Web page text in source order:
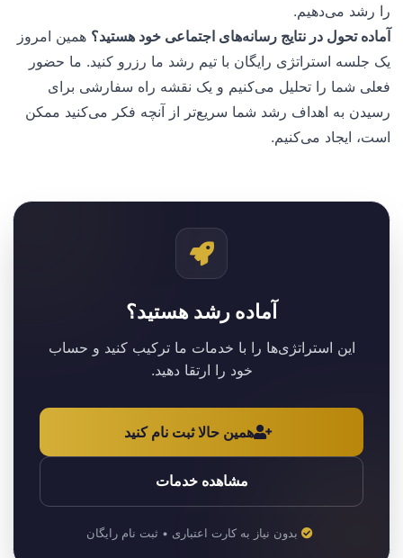
را رشد می‌دهیم.
آماده تحول در نتایج رسانه‌های اجتماعی خود هستید؟ همین امروز
یک جلسه استراتژی رایگان با تیم رشد ما رزرو کنید. ما حضور
فعلی شما را تحلیل می‌کنیم و یک نقشه راه سفارشی برای
رسیدن به اهداف رشد شما سریع‌تر از آنچه فکر می‌کنید ممکن
است، ایجاد می‌کنیم.
آماده رشد هستید؟
این استراتژی‌ها را با خدمات ما ترکیب کنید و حساب
خود را ارتقا دهید.
همین حالا ثبت نام کنید
مشاهده خدمات
بدون نیاز به کارت اعتباری • ثبت نام رایگان